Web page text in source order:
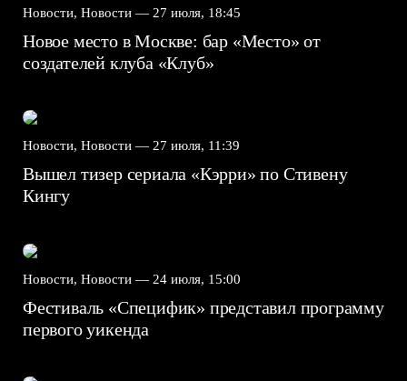
Новости, Новости — 27 июля, 18:45
Новое место в Москве: бар «Место» от
создателей клуба «Клуб»
Новости, Новости — 27 июля, 11:39
Вышел тизер сериала «Кэрри» по Стивену
Кингу
Новости, Новости — 24 июля, 15:00
Фестиваль «Специфик» представил программу
первого уикенда